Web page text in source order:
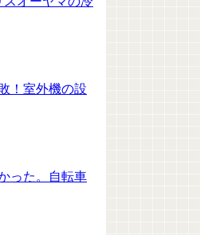
！室外機の設
った。自転車